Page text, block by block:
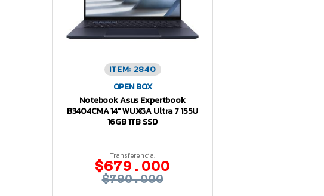
ITEM: 2840
OPEN BOX
Notebook Asus Expertbook
B3404CMA 14″ WUXGA Ultra 7 155U
16GB 1TB SSD
Transferencia:
$679.000
$790.000